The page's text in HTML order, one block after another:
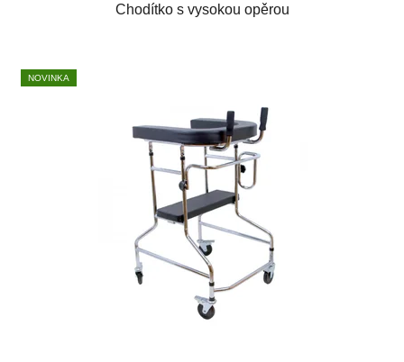
Chodítko s vysokou opěrou
NOVINKA